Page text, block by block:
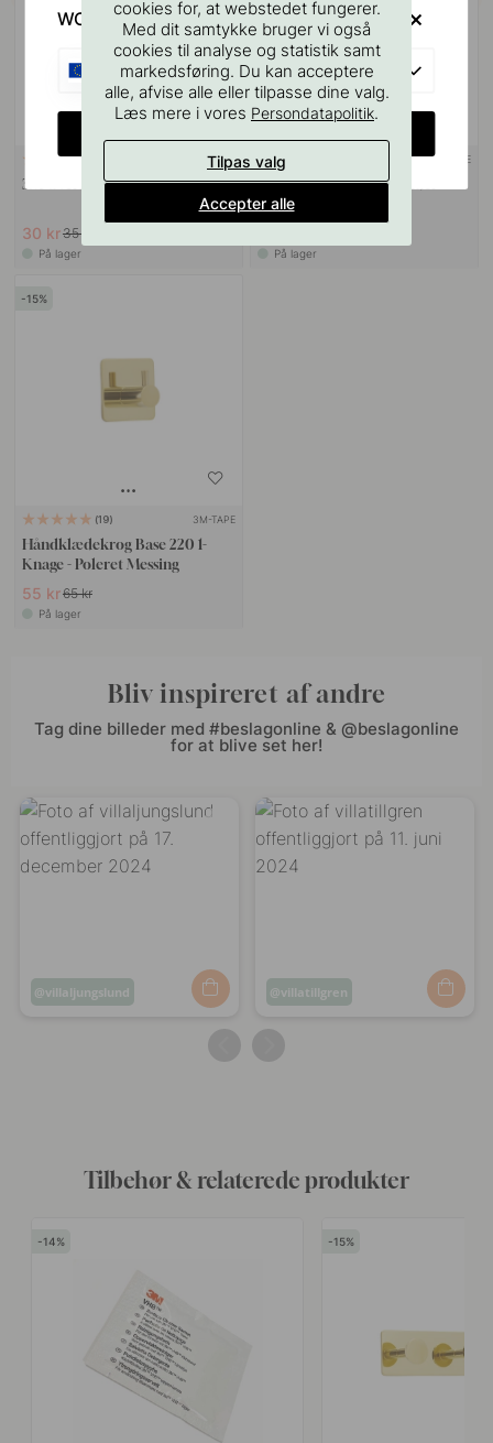
3M Overfladerengøringsserviet
30 kr35 kr
På lager
3M-TAPE
Base 200 Toiletrulleholder -
Poleret Messing
På lager
15
19 3M-TAPE
Håndklædekrog Base 220 1-
Knage - Poleret Messing
55 kr65 kr
På lager
Bliv inspireret af andre
Tag dine billeder med #beslagonline & @beslagonline
for at blive set her!
Opslag
villaljungslund
Opslag
villatillgren
Tilbehør & relaterede produkter
14 15
cookies for, at webstedet fungerer.
Med dit samtykke bruger vi også
cookies til analyse og statistik samt
markedsføring. Du kan acceptere
alle, afvise alle eller tilpasse dine valg.
Læs mere i vores Persondatapolitik.
Tilpas valg
Accepter alle
WOULD YOU RATHER VISIT?
EU